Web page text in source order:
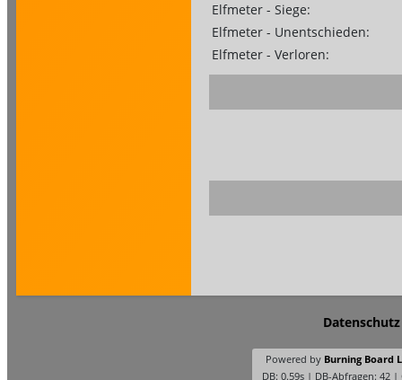
Elfmeter - Siege:
Elfmeter - Unentschieden:
Elfmeter - Verloren:
Datenschutz
Powered by Burning Board
DB: 0.59s | DB-Abfragen: 42 |